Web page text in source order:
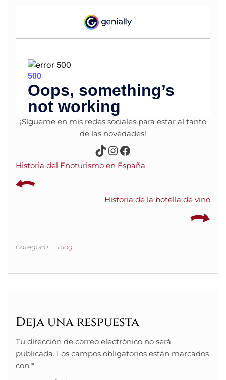
¡Sígueme en mis redes sociales para estar al tanto
de las novedades!
TikTok
Instagram
Facebook
Historia del Enoturismo en España
Historia de la botella de vino
Categoría Blog
Deja una respuesta
Tu dirección de correo electrónico no será
publicada. Los campos obligatorios están marcados
con *